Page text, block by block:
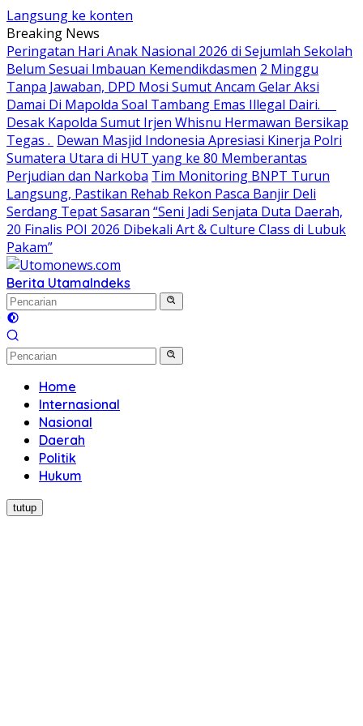
Langsung ke konten
Breaking News
Peringatan Hari Anak Nasional 2026 di Sejumlah Sekolah
Belum Sesuai Imbauan Kemendikdasmen 2 Minggu
Tanpa Jawaban, DPD Mosi Sumut Ancam Gelar Aksi
Damai Di Mapolda Soal Tambang Emas Illegal Dairi.
Desak Kapolda Sumut Irjen Whisnu Hermawan Bersikap
Tegas . Dewan Masjid Indonesia Apresiasi Kinerja Polri
Sumatera Utara di HUT yang ke 80 Memberantas
Perjudian dan Narkoba Tim Monitoring BNPT Turun
Langsung, Pastikan Rehab Rekon Pasca Banjir Deli
Serdang Tepat Sasaran “Seni Jadi Senjata Duta Daerah,
20 Finalis POI 2026 Dibekali Art & Culture Class di Lubuk
Pakam”
Berita UtamaIndeks
Home
Internasional
Nasional
Daerah
Politik
Hukum
tutup